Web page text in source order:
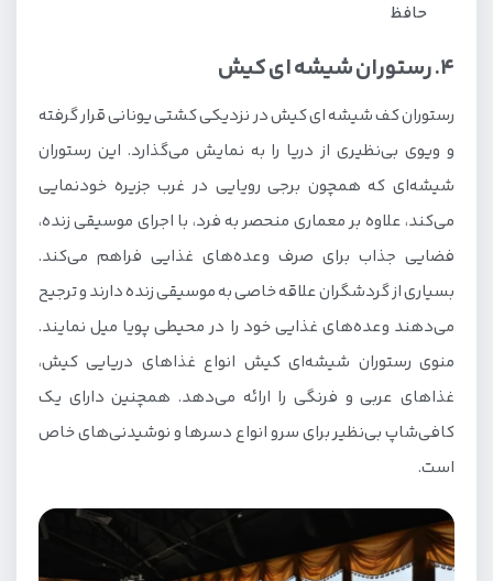
حافظ
4. رستوران شیشه ای کیش
رستوران کف شیشه ای کیش در نزدیکی کشتی یونانی قرار گرفته
و ویوی بی‌نظیری از دریا را به نمایش می‌گذارد. این رستوران
شیشه‌ای که همچون برجی رویایی در غرب جزیره خودنمایی
می‌کند، علاوه بر معماری منحصر به فرد، با اجرای موسیقی زنده،
فضایی جذاب برای صرف وعده‌های غذایی فراهم می‌کند.
بسیاری از گردشگران علاقه خاصی به موسیقی زنده دارند و ترجیح
می‌دهند وعده‌های غذایی خود را در محیطی پویا میل نمایند.
منوی رستوران شیشه‌ای کیش انواع غذاهای دریایی کیش،
غذاهای عربی و فرنگی را ارائه می‌دهد. همچنین دارای یک
کافی‌شاپ بی‌نظیر برای سرو انواع دسرها و نوشیدنی‌های خاص
است.